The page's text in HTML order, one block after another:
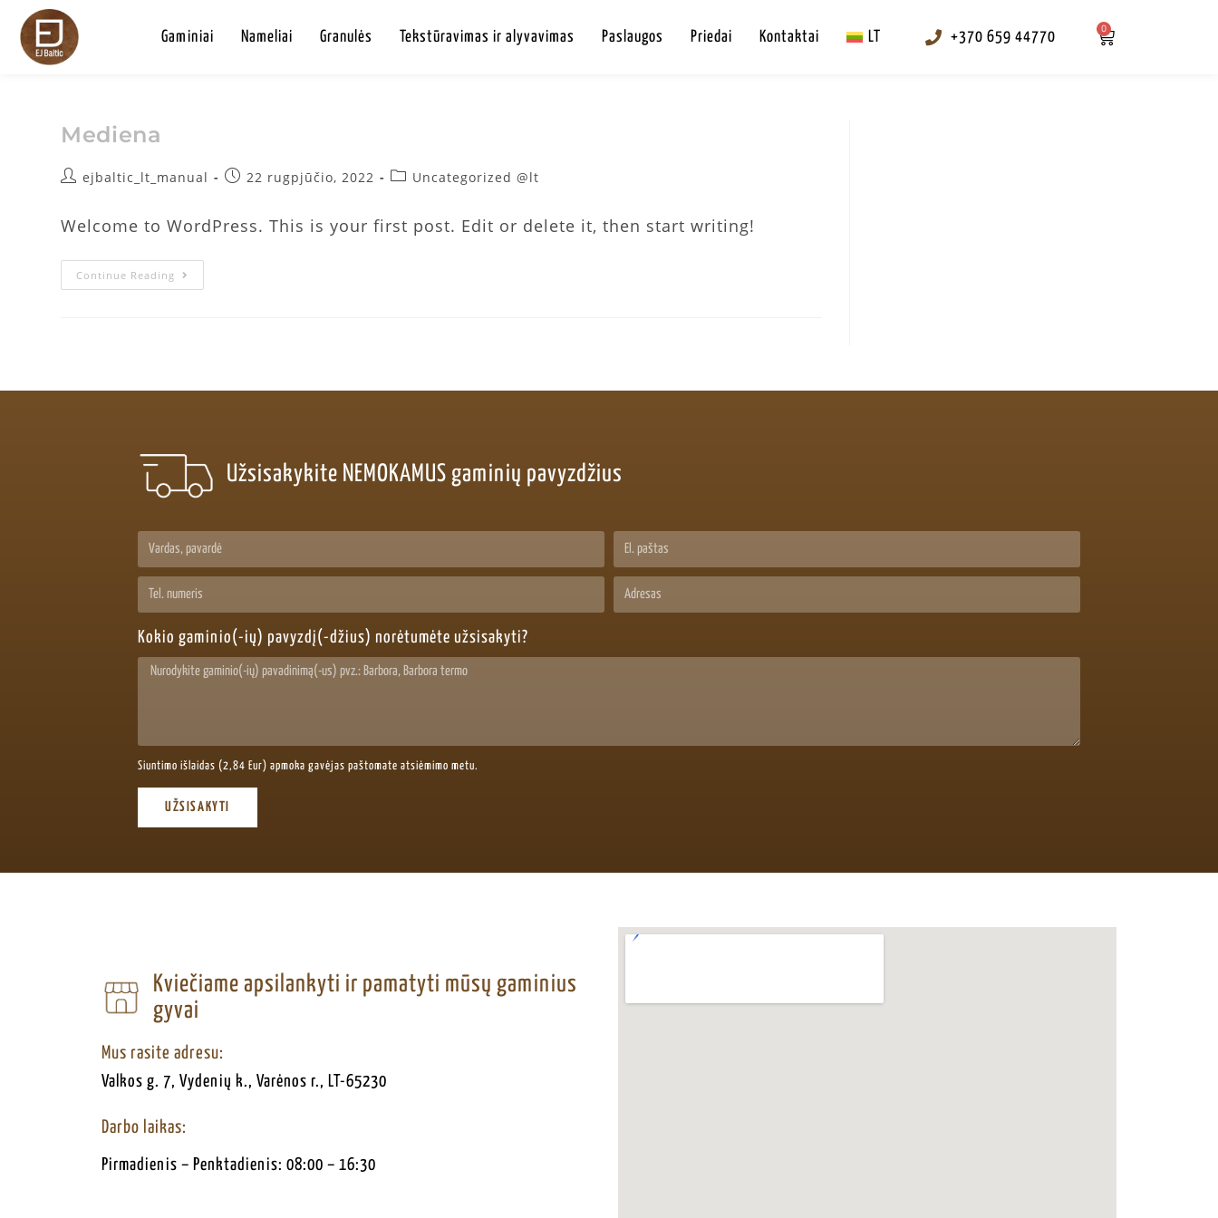
Gaminiai Nameliai Granulės Tekstūravimas ir alyvavimas Paslaugos Priedai Kontaktai LT +370 659 44770
0
Mediena
ejbaltic_lt_manual 22 rugpjūčio, 2022 Uncategorized @lt
Welcome to WordPress. This is your first post. Edit or delete it, then start writing!
Continue Reading
Užsisakykite NEMOKAMUS gaminių pavyzdžius
Kokio gaminio(-ių) pavyzdį(-džius) norėtumėte užsisakyti?
Siuntimo išlaidas (2,84 Eur) apmoka gavėjas paštomate atsiėmimo metu.
UŽSISAKYTI
Kviečiame apsilankyti ir pamatyti mūsų gaminius
gyvai
Mus rasite adresu:
Valkos g. 7, Vydenių k., Varėnos r., LT-65230
Darbo laikas:
Pirmadienis – Penktadienis: 08:00 – 16:30